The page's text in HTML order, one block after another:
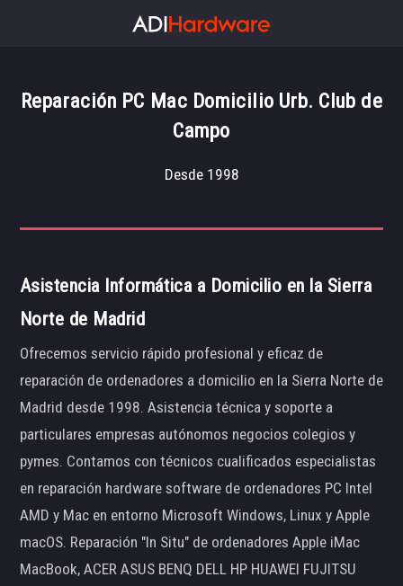
Reparación PC Mac Domicilio Urb. Club de
Campo
Desde 1998
Asistencia Informática a Domicilio en la Sierra
Norte de Madrid
Ofrecemos servicio rápido profesional y eficaz de
reparación de ordenadores a domicilio en la Sierra Norte de
Madrid desde 1998. Asistencia técnica y soporte a
particulares empresas autónomos negocios colegios y
pymes. Contamos con técnicos cualificados especialistas
en reparación hardware software de ordenadores PC Intel
AMD y Mac en entorno Microsoft Windows, Linux y Apple
macOS. Reparación "In Situ" de ordenadores Apple iMac
MacBook, ACER ASUS BENQ DELL HP HUAWEI FUJITSU